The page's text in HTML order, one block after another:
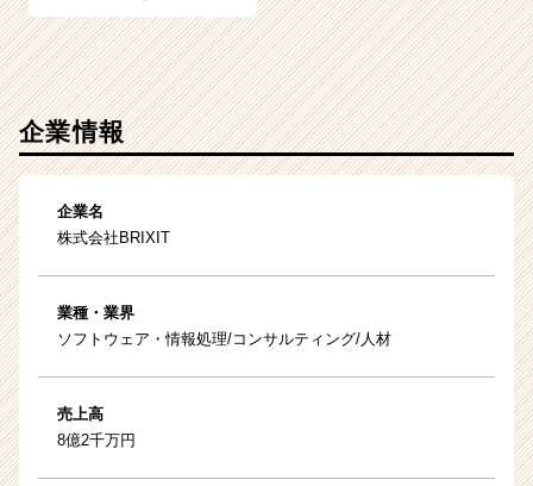
企業情報
企業名
株式会社BRIXIT
業種・業界
ソフトウェア・情報処理/コンサルティング/人材
売上高
8億2千万円